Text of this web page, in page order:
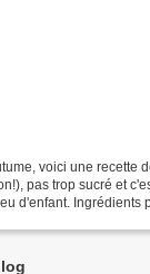
voici une recette
pas trop sucré et
d'enfant. Ingrédients